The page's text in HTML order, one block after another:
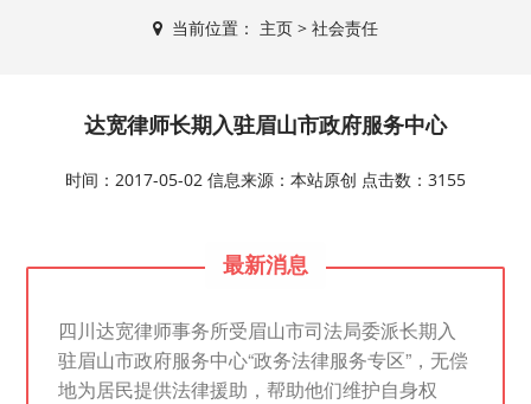
当前位置： 主页> 社会责任
达宽律师长期入驻眉山市政府服务中心
时间：2017-05-02 信息来源：本站原创 点击数：3155
最新消息
四川达宽律师事务所受眉山市司法局委派长期入
驻眉山市政府服务中心“政务法律服务专区”，无偿
地为居民提供法律援助，帮助他们维护自身权